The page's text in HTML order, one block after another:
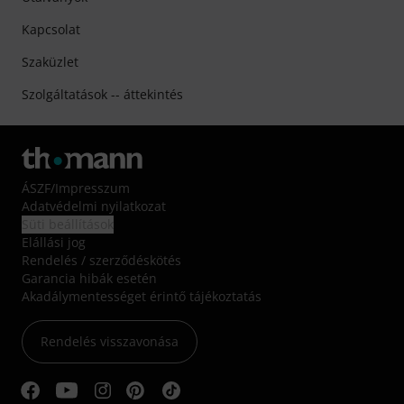
Kapcsolat
Szaküzlet
Szolgáltatások -- áttekintés
ÁSZF/Impresszum
Adatvédelmi nyilatkozat
Elállási jog
Rendelés / szerződéskötés
Garancia hibák esetén
Akadálymentességet érintő tájékoztatás
Rendelés visszavonása